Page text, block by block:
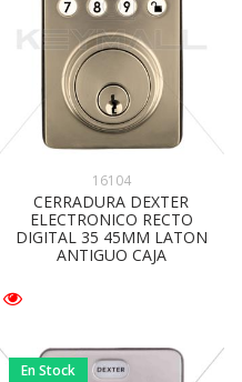
16104
CERRADURA DEXTER
ELECTRONICO RECTO
DIGITAL 35 45MM LATON
ANTIGUO CAJA
En Stock